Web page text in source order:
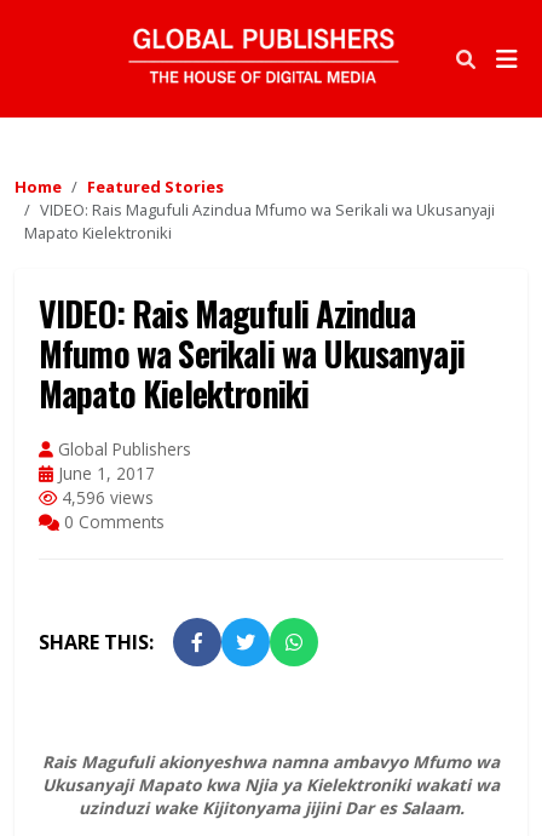
Home
Featured Stories
VIDEO: Rais Magufuli Azindua Mfumo wa Serikali wa Ukusanyaji
Mapato Kielektroniki
VIDEO: Rais Magufuli Azindua
Mfumo wa Serikali wa Ukusanyaji
Mapato Kielektroniki
Global Publishers
June 1, 2017
4,596 views
0 Comments
SHARE THIS:
Rais Magufuli akionyeshwa namna ambavyo Mfumo wa
Ukusanyaji Mapato kwa Njia ya Kielektroniki wakati wa
uzinduzi wake Kijitonyama jijini Dar es Salaam.